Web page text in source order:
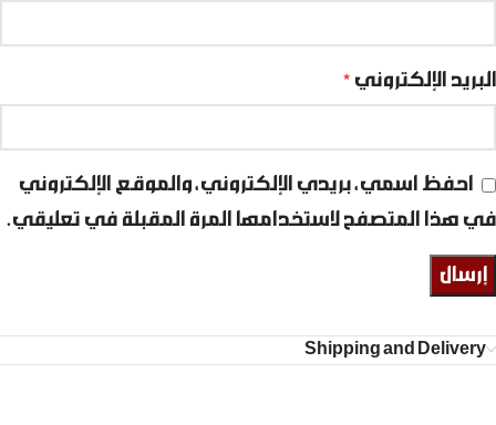
البريد الإلكتروني *
احفظ اسمي، بريدي الإلكتروني، والموقع الإلكتروني
في هذا المتصفح لاستخدامها المرة المقبلة في تعليقي.
Shipping and Delivery